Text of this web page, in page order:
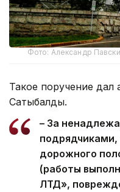
Фото: Александр
Такое поручение
Сатыбалды.
– За
дорожного
(работы
ЛТД»,